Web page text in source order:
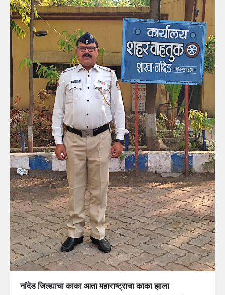
नांदेड जिल्ह्याचा काका आता महाराष्ट्राचा काका झाला